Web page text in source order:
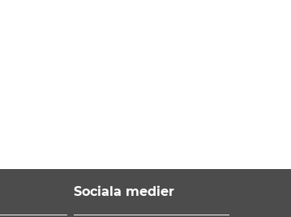
Sociala medier